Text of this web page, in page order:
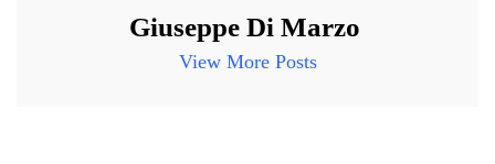
Giuseppe Di Marzo
View More Posts